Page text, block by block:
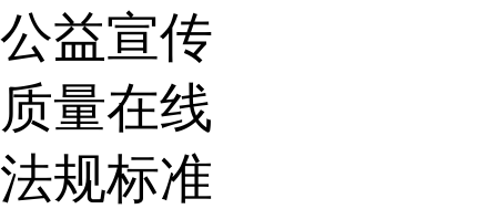
公益宣传
质量在线
法规标准